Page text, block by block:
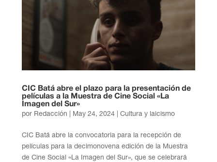
CIC Batá abre el plazo para la presentación de
películas a la Muestra de Cine Social «La
Imagen del Sur»
por Redacción May 24, 2024| Cultura y laicismo
CIC Batá abre la convocatoria para la recepción de
películas para la decimonovena edición de la Muestra
de Cine Social «La Imagen del Sur», que se celebrará